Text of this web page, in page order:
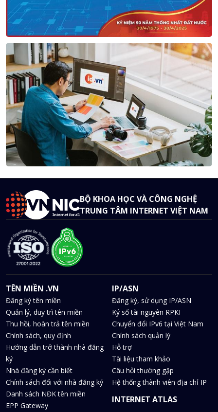
BỘ KHOA HỌC VÀ CÔNG NGHỆ
TRUNG TÂM INTERNET VIỆT NAM
TÊN MIỀN .VN
Đăng ký tên miền
Quản lý, duy trì tên miền
Thu hồi, hoàn trả tên miền
Chính sách, quy định
Hướng dẫn trở thành nhà đăng
ký
Nhà đăng ký cần biết
Chính sách đối với nhà đăng ký
Danh sách NĐK tên miền
EPP Gateway
IP/ASN
Đăng ký, sử dụng IP/ASN
Ký số tài nguyên RPKI
Chuyển đổi IPv6 tại Việt Nam
Chính sách quản lý
Hỗ trợ
Tài liệu tham khảo
Câu hỏi thường gặp
Hệ thống thành viên địa chỉ IP
INTERNET ATLAS